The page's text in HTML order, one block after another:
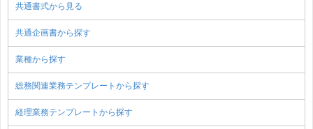
共通書式から見る
共通企画書から探す
業種から探す
総務関連業務テンプレートから探す
経理業務テンプレートから探す